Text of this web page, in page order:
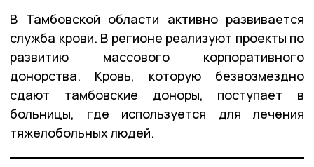
В Тамбовской области активно развивается
служба крови. В регионе реализуют проекты по
развитию массового корпоративного
донорства. Кровь, которую безвозмездно
сдают тамбовские доноры, поступает в
больницы, где используется для лечения
тяжелобольных людей.